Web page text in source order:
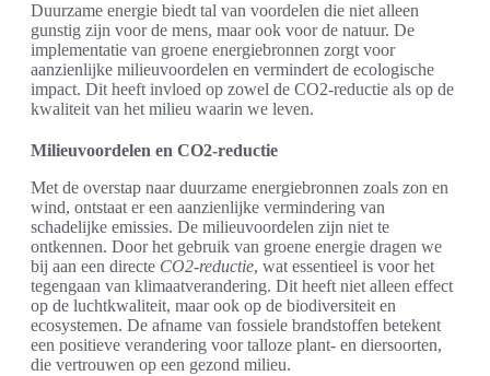
Duurzame energie biedt tal van voordelen die niet alleen
gunstig zijn voor de mens, maar ook voor de natuur. De
implementatie van groene energiebronnen zorgt voor
aanzienlijke milieuvoordelen en vermindert de ecologische
impact. Dit heeft invloed op zowel de CO2-reductie als op de
kwaliteit van het milieu waarin we leven.
Milieuvoordelen en CO2-reductie
Met de overstap naar duurzame energiebronnen zoals zon en
wind, ontstaat er een aanzienlijke vermindering van
schadelijke emissies. De milieuvoordelen zijn niet te
ontkennen. Door het gebruik van groene energie dragen we
bij aan een directe CO2-reductie, wat essentieel is voor het
tegengaan van klimaatverandering. Dit heeft niet alleen effect
op de luchtkwaliteit, maar ook op de biodiversiteit en
ecosystemen. De afname van fossiele brandstoffen betekent
een positieve verandering voor talloze plant- en diersoorten,
die vertrouwen op een gezond milieu.